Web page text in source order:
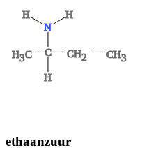
H3C C
H
N
H H
CH2 CH3
ethaanzuur